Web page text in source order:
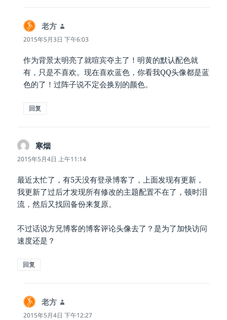
老方
道：
2015年5月3日 下午6:03
作为背景太明亮了就喧宾夺主了！明黄的默认配色就
有，只是不喜欢。现在喜欢蓝色，你看我QQ头像都是蓝
色的了！过阵子说不定会换别的颜色。
回复
寒烟
道：
2015年5月4日 上午11:14
最近太忙了，有5天没有登录博客了，上面发现有更新，
我更新了过后才发现所有修改的主题配置不在了，顿时泪
流，然后又找回备份来复原。
不过话说方兄博客的博客评论头像去了？是为了加快访问
速度还是？
回复
老方
道：
2015年5月4日 下午12:27